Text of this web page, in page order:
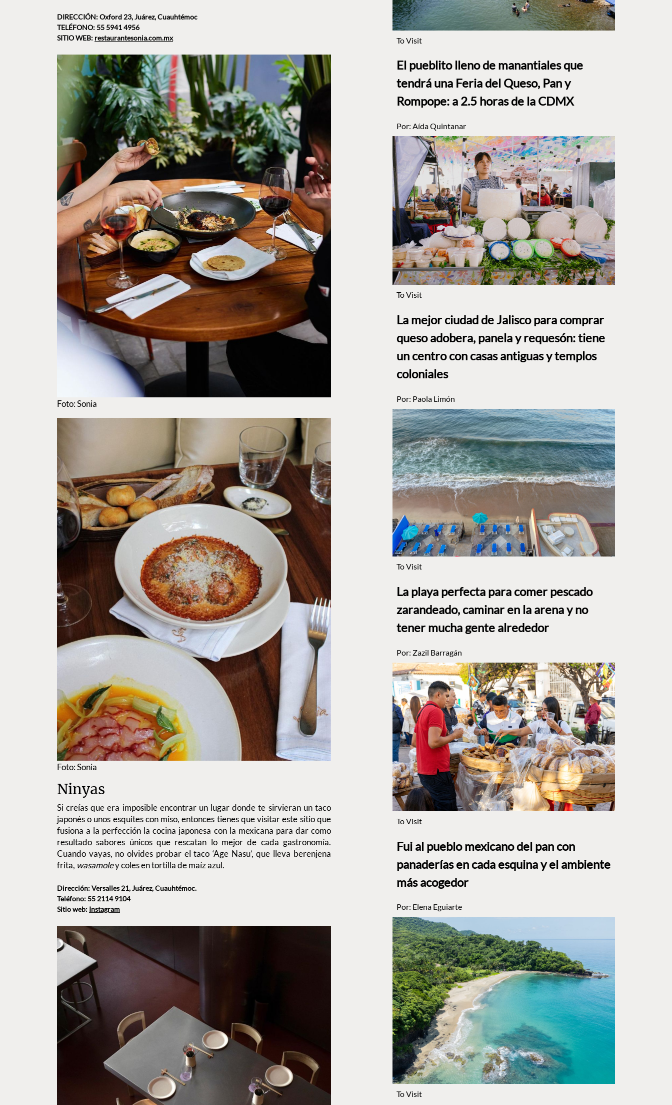
DIRECCIÓN: Oxford 23, Juárez, Cuauhtémoc
TELÉFONO: 55 5941 4956
SITIO WEB: restaurantesonia.com.mx
Foto: Sonia
Foto: Sonia
Ninyas
Si creías que era imposible encontrar un lugar donde te sirvieran un taco
japonés o unos esquites con miso, entonces tienes que visitar este sitio que
fusiona a la perfección la cocina japonesa con la mexicana para dar como
resultado sabores únicos que rescatan lo mejor de cada gastronomía.
Cuando vayas, no olvides probar el taco ‘Age Nasu’, que lleva berenjena
frita, wasamoley coles en tortilla de maíz azul.
Dirección: Versalles 21, Juárez, Cuauhtémoc.
Teléfono: 55 2114 9104
Sitio web: Instagram
To Visit
El pueblito lleno de manantiales que
tendrá una Feria del Queso, Pan y
Rompope: a 2.5 horas de la CDMX
Por: Aída Quintanar
To Visit
La mejor ciudad de Jalisco para comprar
queso adobera, panela y requesón: tiene
un centro con casas antiguas y templos
coloniales
Por: Paola Limón
To Visit
La playa perfecta para comer pescado
zarandeado, caminar en la arena y no
tener mucha gente alrededor
Por: Zazil Barragán
To Visit
Fui al pueblo mexicano del pan con
panaderías en cada esquina y el ambiente
más acogedor
Por: Elena Eguiarte
To Visit